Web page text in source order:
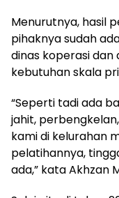
Menurutnya, hasil
pihaknya sudah
dinas koperasi
kebutuhan skala
“Seperti tadi ada
jahit,
kami di kelurahan
pelatihannya,
ada,” kata Akhzan